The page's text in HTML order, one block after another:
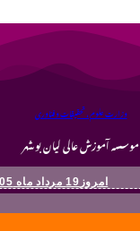
وزارت علوم ، تحقیقات و فناوری
موسسه آموزش عالی لیان بوشهر
امروز19 مرداد ماه 1405 ساعت 8:01 ق.ظ